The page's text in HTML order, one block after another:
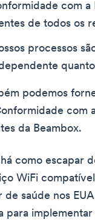
com a
de todos os
processos
podemos
com
da Beambox.
como escapar
WiFi
de saúde nos
para